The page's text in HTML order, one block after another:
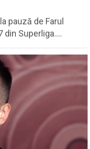
pauză de Farul
din Superliga.…